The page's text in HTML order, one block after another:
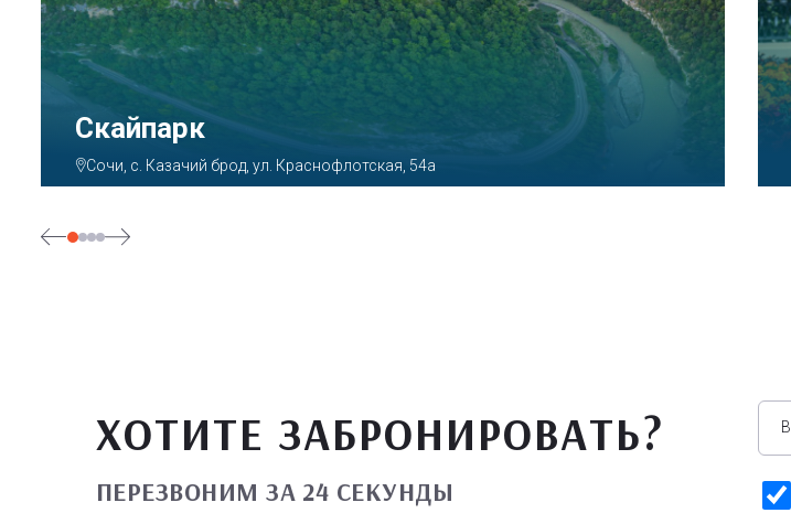
Парк «Ривьера»
Сочи, ул. Егорова, 1/6, микрорайон Центральный
ХОТИТЕ ЗАБРОНИРОВАТЬ?
ПЕРЕЗВОНИМ ЗА 24 СЕКУНДЫ